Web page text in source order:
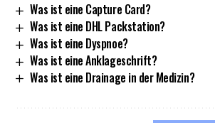
Was ist eine Capture Card?
Was ist eine DHL Packstation?
Was ist eine Dyspnoe?
Was ist eine Anklageschrift?
Was ist eine Drainage in der Medizin?